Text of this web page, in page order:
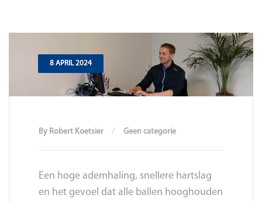
8 APRIL 2024
By Robert Koetsier Geen categorie
Een hoge ademhaling, snellere hartslag
en het gevoel dat alle ballen hooghouden